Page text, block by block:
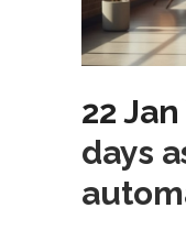
22 Jan
days